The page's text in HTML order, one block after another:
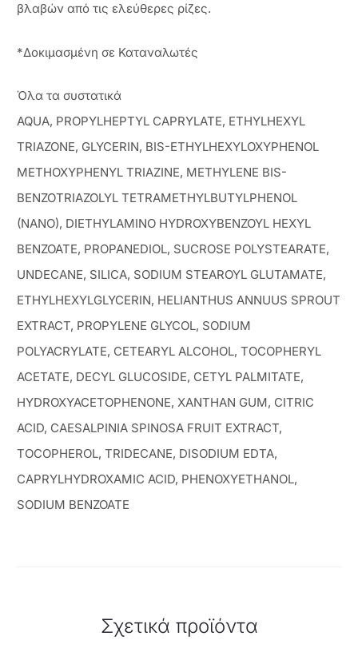
βλαβών από τις ελεύθερες ρίζες.
*Δοκιμασμένη σε Καταναλωτές
Όλα τα συστατικά
AQUA, PROPYLHEPTYL CAPRYLATE, ETHYLHEXYL
TRIAZONE, GLYCERIN, BIS-ETHYLHEXYLOXYPHENOL
METHOXYPHENYL TRIAZINE, METHYLENE BIS-
BENZOTRIAZOLYL TETRAMETHYLBUTYLPHENOL
(NANO), DIETHYLAMINO HYDROXYBENZOYL HEXYL
BENZOATE, PROPANEDIOL, SUCROSE POLYSTEARATE,
UNDECANE, SILICA, SODIUM STEAROYL GLUTAMATE,
ETHYLHEXYLGLYCERIN, HELIANTHUS ANNUUS SPROUT
EXTRACT, PROPYLENE GLYCOL, SODIUM
POLYACRYLATE, CETEARYL ALCOHOL, TOCOPHERYL
ACETATE, DECYL GLUCOSIDE, CETYL PALMITATE,
HYDROXYACETOPHENONE, XANTHAN GUM, CITRIC
ACID, CAESALPINIA SPINOSA FRUIT EXTRACT,
TOCOPHEROL, TRIDECANE, DISODIUM EDTA,
CAPRYLHYDROXAMIC ACID, PHENOXYETHANOL,
SODIUM BENZOATE
Σχετικά προϊόντα